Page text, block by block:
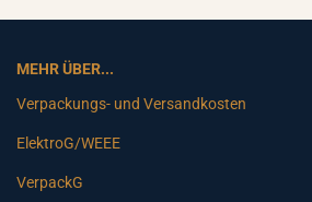
MEHR ÜBER...
Verpackungs- und Versandkosten
ElektroG/WEEE
VerpackG